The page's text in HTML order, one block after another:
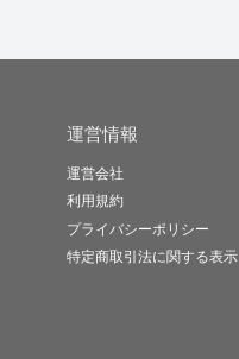
運営情報
運営会社
利用規約
プライバシーポリシー
特定商取引法に関する表示